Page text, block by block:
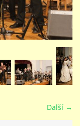
Další →